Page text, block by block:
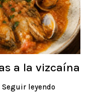
a la vizcaína
Seguir leyendo